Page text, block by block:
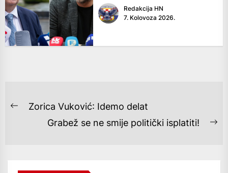
Redakcija HN
7. Kolovoza 2026.
NAVIGACIJA
OBJAVA
Previous
Zorica Vuković: Idemo delat
Grabež se ne smije politički isplatiti!